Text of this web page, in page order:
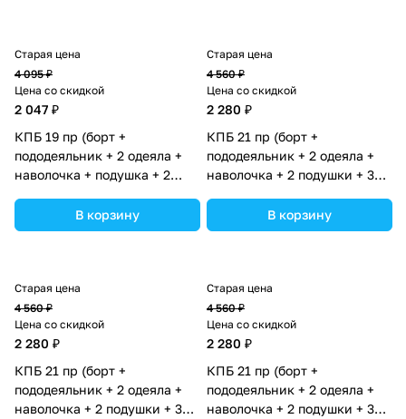
Старая цена
4 095 ₽
Цена со скидкой
2 047 ₽
КПБ 19 пр (борт +
пододеяльник + 2 одеяла +
наволочка + подушка + 2
(№1149-О-1бб_02) цвета в
ассортименте.
В корзину
Старая цена
4 560 ₽
Цена со скидкой
2 280 ₽
КПБ 21 пр (борт +
пододеяльник + 2 одеяла +
наволочка + 2 подушки + 3
(№1150-О-1бб_03) цвета в
ассортименте.
В корзину
Старая цена
4 560 ₽
Цена со скидкой
2 280 ₽
КПБ 21 пр (борт +
пододеяльник + 2 одеяла +
наволочка + 2 подушки + 3
Старая цена
4 560 ₽
Цена со скидкой
2 280 ₽
КПБ 21 пр (борт +
пододеяльник + 2 одеяла +
наволочка + 2 подушки + 3